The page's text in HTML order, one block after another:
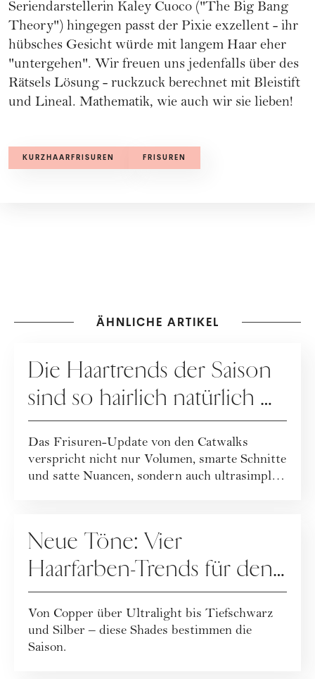
Seriendarstellerin Kaley Cuoco ("The Big Bang
Theory") hingegen passt der Pixie exzellent - ihr
hübsches Gesicht würde mit langem Haar eher
"untergehen". Wir freuen uns jedenfalls über des
Rätsels Lösung - ruckzuck berechnet mit Bleistift
und Lineal. Mathematik, wie auch wir sie lieben!
KURZHAARFRISUREN FRISUREN
ÄHNLICHE ARTIKEL
Die Haartrends der Saison
sind so hairlich natürlich …
Das Frisuren-Update von den Catwalks
verspricht nicht nur Volumen, smarte Schnitte
und satte Nuancen, sondern auch ultrasimple
Neue Töne: Vier
Haarfarben-Trends für den
Winter
Von Copper über Ultralight bis Tiefschwarz
und Silber – diese Shades bestimmen die
Saison.